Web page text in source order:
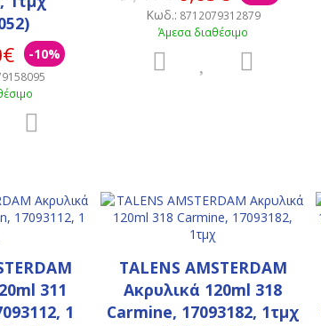
-10%
Κωδ.: 8712079312879
Άμεσα διαθέσιμο
311
1
TALENS AMSTERDAΜ
Ακρυλικά 120ml 318
Carmine, 17093182, 1τμχ